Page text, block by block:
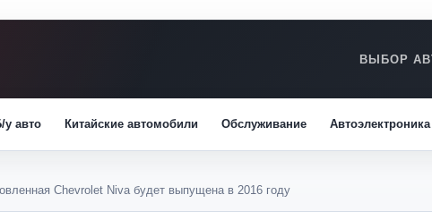
у авто Китайские автомобили Обслуживание Автоэлектроника
Chevrolet Niva будет выпущена в 2016 году